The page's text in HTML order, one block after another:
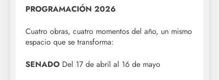
PROGRAMACIÓN 2026
Cuatro obras, cuatro momentos del año, un mismo
espacio que se transforma:
SENADO Del 17 de abril al 16 de mayo